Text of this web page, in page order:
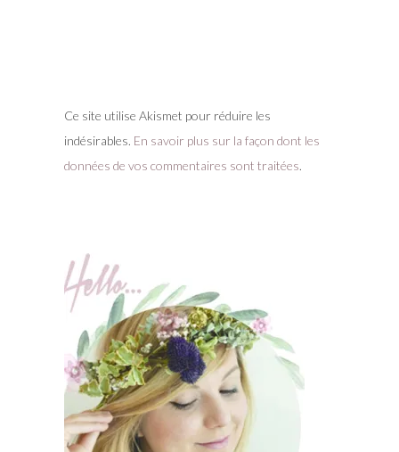
Ce site utilise Akismet pour réduire les
indésirables. En savoir plus sur la façon dont les
données de vos commentaires sont traitées.